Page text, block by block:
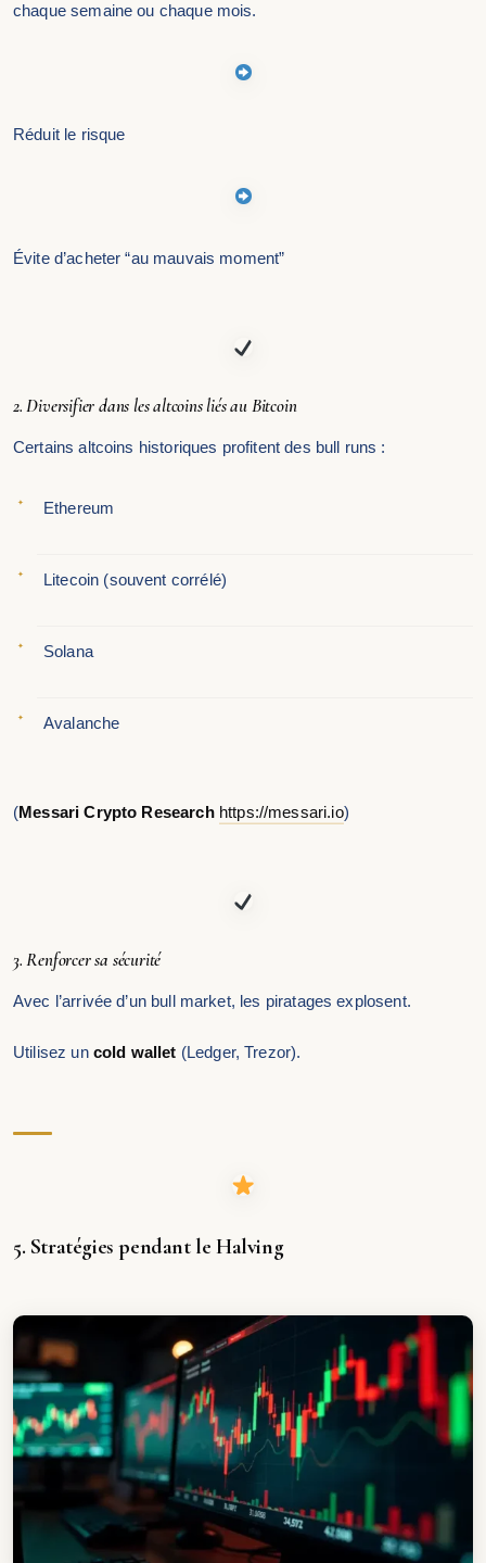
chaque semaine ou chaque mois.
Réduit le risque
Évite d’acheter “au mauvais moment”
2. Diversifier dans les altcoins liés au Bitcoin
Certains altcoins historiques profitent des bull runs :
Ethereum
Litecoin (souvent corrélé)
Solana
Avalanche
(Messari Crypto Research https://messari.io)
3. Renforcer sa sécurité
Avec l’arrivée d’un bull market, les piratages explosent.
Utilisez un cold wallet (Ledger, Trezor).
5. Stratégies pendant le Halving